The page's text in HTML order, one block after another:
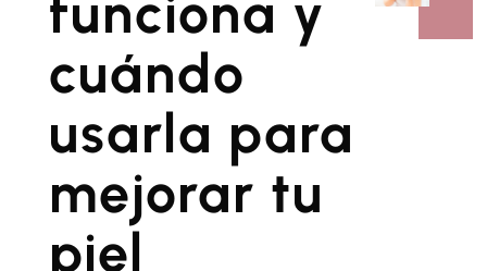
funciona y
cuándo
usarla para
mejorar tu
piel